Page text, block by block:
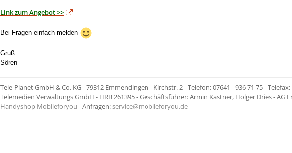
Link zum Angebot >>
Bei Fragen einfach melden
Gruß
Sören
Tele-Planet GmbH & Co. KG - 79312 Emmendingen - Kirchstr. 2 - Telefon: 07641 - 936 71 75 - Telefax:
Telemedien Verwaltungs GmbH - HRB 261395 - Geschäftsführer: Armin Kastner, Holger Dries - AG
Handyshop Mobileforyou - Anfragen:service@mobileforyou.de